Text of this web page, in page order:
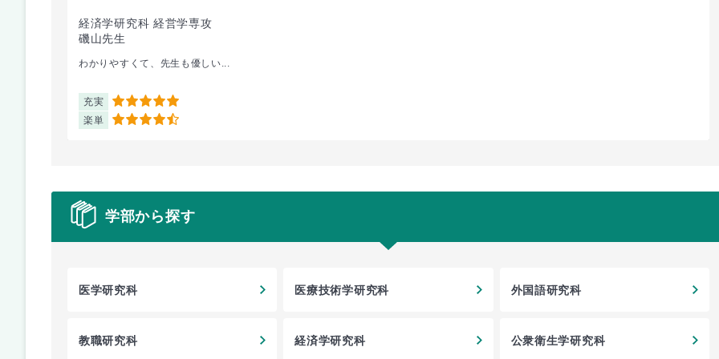
経済学研究科 経営学専攻
磯山先生
わかりやすくて、先生も優しい...
充実 5
楽単 4.5
学部から探す
医学研究科 医療技術学研究科 外国語研究科
教職研究科 経済学研究科 公衆衛生学研究科